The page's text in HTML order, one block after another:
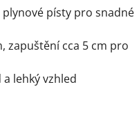
písty pro snadné
zapuštění cca 5 cm pro
lehký vzhled